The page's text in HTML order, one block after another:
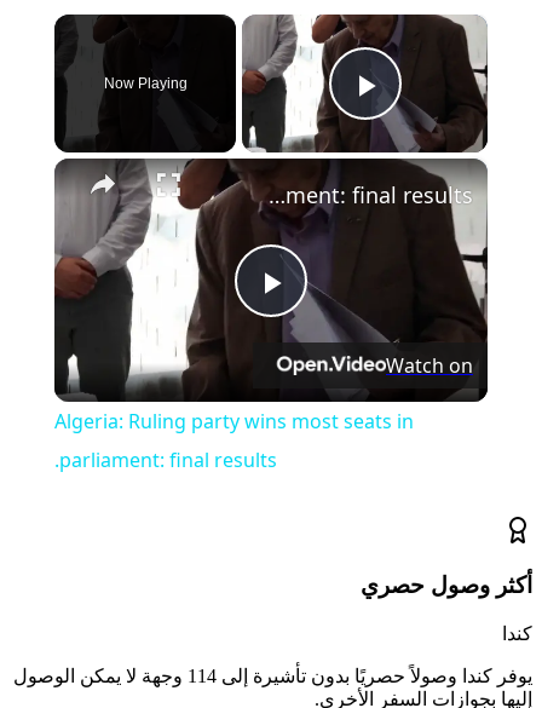
×
Play Video
Now Playing
×
Play
Video
Algeria: Ruling party wins most seats in parliament: final results.
Watch on
Algeria: Ruling party wins most seats in
parliament: final results.
أكثر وصول حصري
كندا
يوفر كندا وصولاً حصريًا بدون تأشيرة إلى 114 وجهة لا يمكن الوصول
إليها بجوازات السفر الأخرى.